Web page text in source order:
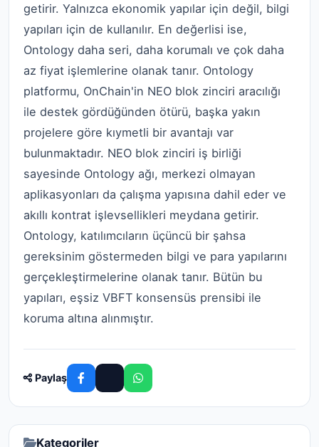
getirir. Yalnızca ekonomik yapılar için değil, bilgi
yapıları için de kullanılır. En değerlisi ise,
Ontology daha seri, daha korumalı ve çok daha
az fiyat işlemlerine olanak tanır. Ontology
platformu, OnChain'in NEO blok zinciri aracılığı
ile destek gördüğünden ötürü, başka yakın
projelere göre kıymetli bir avantajı var
bulunmaktadır. NEO blok zinciri iş birliği
sayesinde Ontology ağı, merkezi olmayan
aplikasyonları da çalışma yapısına dahil eder ve
akıllı kontrat işlevsellikleri meydana getirir.
Ontology, katılımcıların üçüncü bir şahsa
gereksinim göstermeden bilgi ve para yapılarını
gerçekleştirmelerine olanak tanır. Bütün bu
yapıları, eşsiz VBFT konsensüs prensibi ile
koruma altına alınmıştır.
Paylaş
Kategoriler